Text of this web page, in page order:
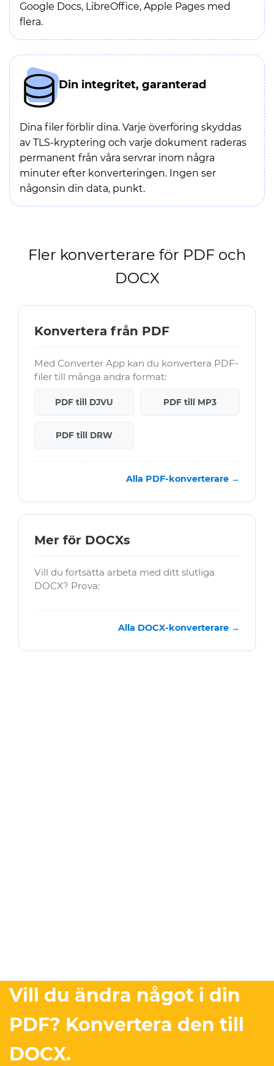
Google Docs, LibreOffice, Apple Pages med
flera.
Din integritet, garanterad
Dina filer förblir dina. Varje överföring skyddas
av TLS-kryptering och varje dokument raderas
permanent från våra servrar inom några
minuter efter konverteringen. Ingen ser
någonsin din data, punkt.
Fler konverterare för PDF och
DOCX
Konvertera från PDF
Med Converter App kan du konvertera PDF-
filer till många andra format:
PDF till DJVU PDF till MP3
PDF till DRW
Alla PDF-konverterare →
Mer för DOCXs
Vill du fortsätta arbeta med ditt slutliga
DOCX? Prova:
Alla DOCX-konverterare →
Vill du ändra något i din
PDF? Konvertera den till
DOCX.